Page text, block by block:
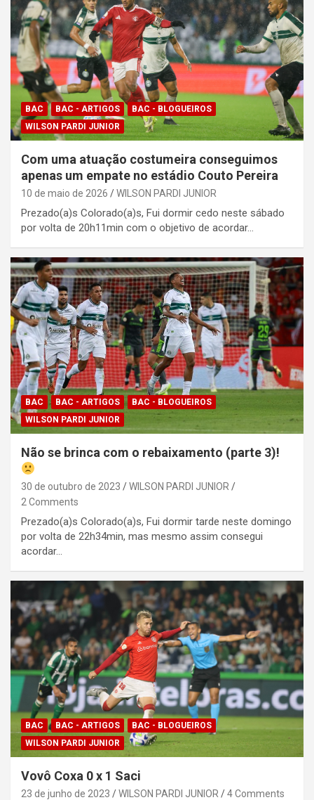
BAC BAC - ARTIGOS
BAC - BLOGUEIROS
WILSON PARDI JUNIOR
Com uma atuação costumeira conseguimos
apenas um empate no estádio Couto Pereira
10 de maio de 2026 WILSON PARDI JUNIOR
Prezado(a)s Colorado(a)s, Fui dormir cedo neste sábado
por volta de 20h11min com o objetivo de acordar…
BAC BAC - ARTIGOS
BAC - BLOGUEIROS
WILSON PARDI JUNIOR
Não se brinca com o rebaixamento (parte 3)!
30 de outubro de 2023
WILSON PARDI JUNIOR
2 Comments
Prezado(a)s Colorado(a)s, Fui dormir tarde neste domingo
por volta de 22h34min, mas mesmo assim consegui
acordar…
BAC BAC - ARTIGOS
BAC - BLOGUEIROS
WILSON PARDI JUNIOR
Vovô Coxa 0 x 1 Saci
23 de junho de 2023 WILSON PARDI JUNIOR 4 Comments